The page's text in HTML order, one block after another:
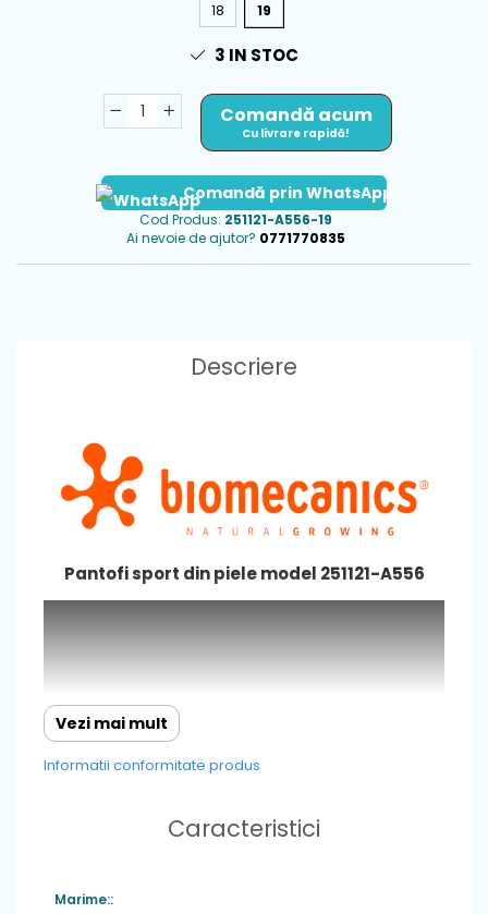
18
19
3 IN STOC
Comandă acum
Cu livrare rapidă!
Comandă prin WhatsApp
Cod Produs: 251121-A556-19
Ai nevoie de ajutor? 0771770835
Descriere
Pantofi sport din piele model 251121-A556
Vezi mai mult
Informatii conformitate produs
Caracteristici
Marime::